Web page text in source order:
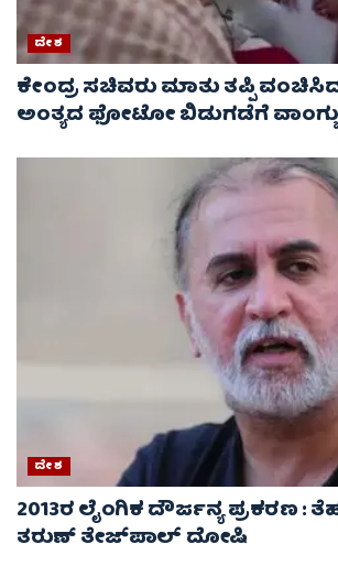
ದೇಶ
ಕೇಂದ್ರ ಸಚಿವರು ಮಾತು ತಪ್ಪಿ
ಅಂತ್ಯದ ಫೋಟೋ ಬಿಡುಗಡೆಗೆ
ದೇಶ
2013ರ ಲೈಂಗಿಕ ದೌರ್ಜನ್ಯ ಪ್ರಕರಣ :
ತರುಣ್ ತೇಜ್‌ಪಾಲ್ ದೋಷಿ